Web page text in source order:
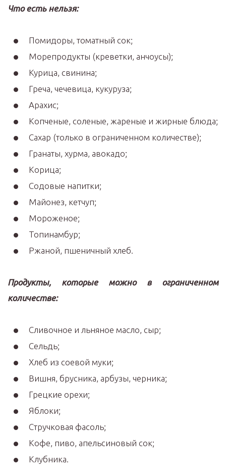
Что есть нельзя:
Помидоры, томатный сок;
Морепродукты (креветки, анчоусы);
Курица, свинина;
Греча, чечевица, кукуруза;
Арахис;
Копченые, соленые, жареные и жирные блюда;
Сахар (только в ограниченном количестве);
Гранаты, хурма, авокадо;
Корица;
Содовые напитки;
Майонез, кетчуп;
Мороженое;
Топинамбур;
Ржаной, пшеничный хлеб.
Продукты, которые можно в ограниченном
количестве:
Сливочное и льняное масло, сыр;
Сельдь;
Хлеб из соевой муки;
Вишня, брусника, арбузы, черника;
Грецкие орехи;
Яблоки;
Стручковая фасоль;
Кофе, пиво, апельсиновый сок;
Клубника.